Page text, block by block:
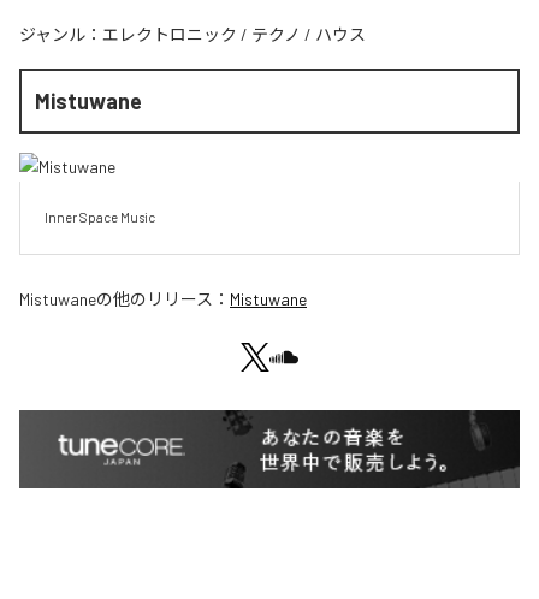
ジャンル： エレクトロニック / テクノ / ハウス
Mistuwane
Inner Space Music
Mistuwaneの他のリリース： Mistuwane